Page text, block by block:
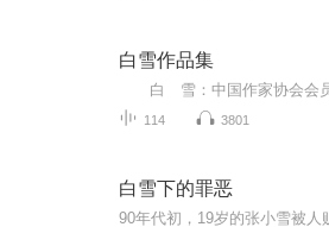
白雪作品集
114 3801
白雪下的罪恶